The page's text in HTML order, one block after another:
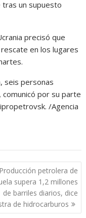
un supuesto
precisó que
en los lugares
seis personas
por su parte
/Agencia
Producción petrolera de
supera 1,2 millones
de barriles diarios, dice
de hidrocarburos